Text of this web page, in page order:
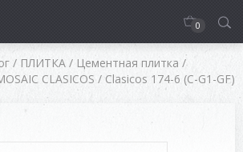
0
/ ПЛИТКА / Цементная плитка /
CLASICOS / Clasicos 174-6 (C-G1-GF)